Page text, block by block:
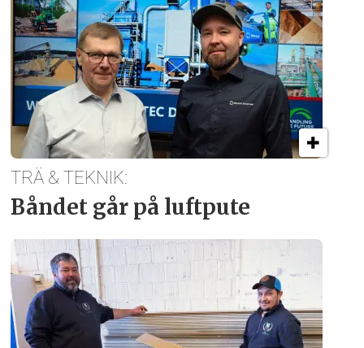
TRÄ & TEKNIK:
Båndet går på luftpute